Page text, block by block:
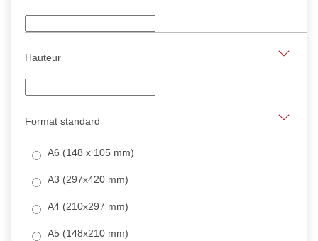
Hauteur
Format standard
A6 (148 x 105 mm)
A3 (297x420 mm)
A4 (210x297 mm)
A5 (148x210 mm)